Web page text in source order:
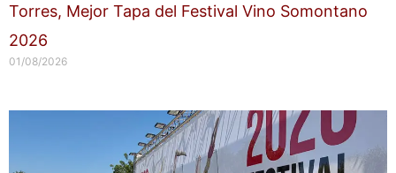
Torres, Mejor Tapa del Festival Vino Somontano
2026
01/08/2026